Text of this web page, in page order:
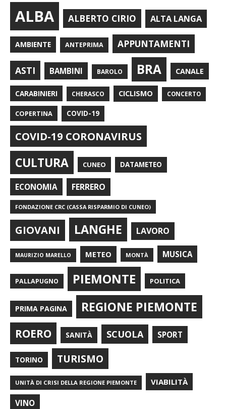
ALBA ALBERTO CIRIO ALTA LANGA
AMBIENTE ANTEPRIMA APPUNTAMENTI
ASTI BAMBINI BAROLO BRA CANALE
CARABINIERI CHERASCO CICLISMO CONCERTO
COPERTINA COVID-19
COVID-19 CORONAVIRUS
CULTURA CUNEO DATAMETEO
ECONOMIA FERRERO
FONDAZIONE CRC (CASSA RISPARMIO DI CUNEO)
GIOVANI LANGHE LAVORO
MAURIZIO MARELLO METEO MONTÀ MUSICA
PALLAPUGNO PIEMONTE POLITICA
PRIMA PAGINA REGIONE PIEMONTE
ROERO SANITÀ SCUOLA SPORT
TORINO TURISMO
UNITÀ DI CRISI DELLA REGIONE PIEMONTE VIABILITÀ
VINO